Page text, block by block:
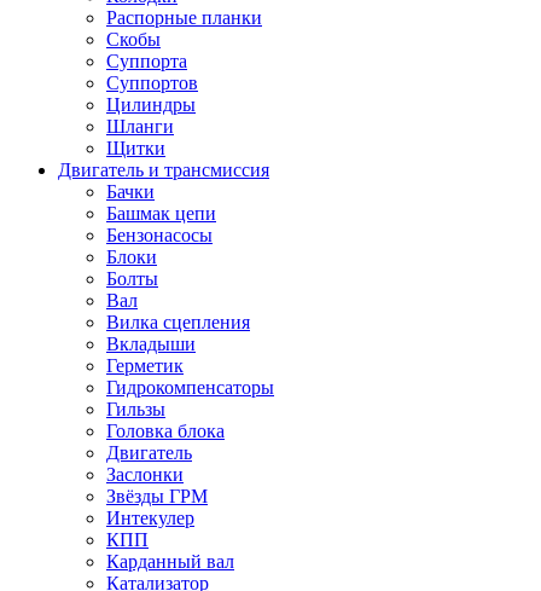
Распорные планки
Скобы
Суппорта
Суппортов
Цилиндры
Шланги
Щитки
Двигатель и трансмиссия
Бачки
Башмак цепи
Бензонасосы
Блоки
Болты
Вал
Вилка сцепления
Вкладыши
Герметик
Гидрокомпенсаторы
Гильзы
Головка блока
Двигатель
Заслонки
Звёзды ГРМ
Интекулер
КПП
Карданный вал
Катализатор